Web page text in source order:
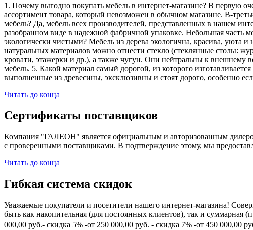
1. Почему выгодно покупать мебель в интернет-магазине? В первую
ассортимент товара, который невозможен в обычном магазине. В-
мебель? Да, мебель всех производителей, представленных в нашем
разобранном виде в надежной фабричной упаковке. Небольшая часть
экологически чистыми? Мебель из дерева экологична, красива, уюта
натуральных материалов можно отнести стекло (стеклянные столы:
кровати, этажерки и др.), а также чугун. Они нейтральны к внешнему
мебель. 5. Какой материал самый дорогой, из которого
выполненные из древесины, эксклюзивны и стоят дорого, особенно
Читать до конца
Сертификаты поставщиков
Компания "ГАЛЕОН" является официальным и авторизованным
с проверенными поставщиками. В подтверждение этому, мы
Читать до конца
Гибкая система скидок
Уважаемые покупатели и посетители нашего интернет-магазина!
быть как накопительная (для постоянных клиентов), так и суммарная
000,00 руб.- скидка 5% -от 250 000,00 руб. - скидка 7% -от 450 000,00